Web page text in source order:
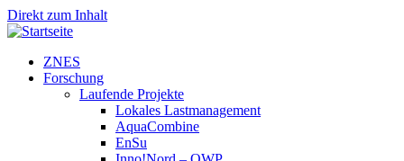
Direkt zum Inhalt
ZNES
Forschung
Laufende Projekte
Lokales Lastmanagement
AquaCombine
EnSu